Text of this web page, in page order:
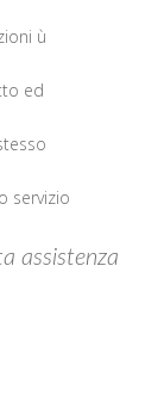
ù
ed
servizio
assistenza